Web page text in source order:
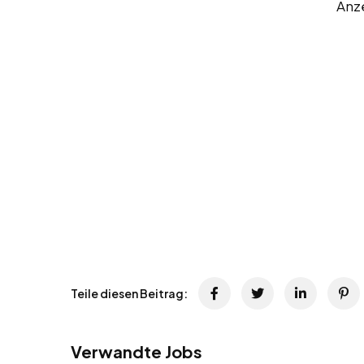
Teile diesen Beitrag:
Verwandte Jobs